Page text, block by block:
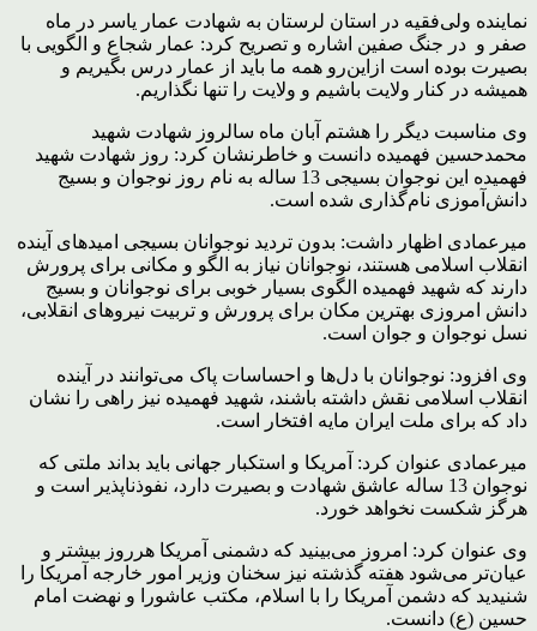
نماینده ولی‌فقیه در استان لرستان به شهادت عمار یاسر در ماه
صفر و در جنگ صفین اشاره و تصریح کرد: عمار شجاع و الگویی با
بصیرت بوده است ازاین‌رو همه ما باید از عمار درس بگیریم و
همیشه در کنار ولایت باشیم و ولایت را تنها نگذاریم.
وی مناسبت دیگر را هشتم آبان ماه سالروز شهادت شهید
محمدحسین فهمیده دانست و خاطرنشان کرد: روز شهادت شهید
فهمیده این نوجوان بسیجی 13 ساله به نام روز نوجوان و بسیج
دانش‌آموزی نام‌گذاری شده است.
میرعمادی اظهار داشت: بدون تردید نوجوانان بسیجی امیدهای آینده
انقلاب اسلامی هستند، نوجوانان نیاز به الگو و مکانی برای پرورش
دارند که شهید فهمیده الگوی بسیار خوبی برای نوجوانان و بسیج
دانش امروزی بهترین مکان برای پرورش و تربیت نیروهای انقلابی،
نسل نوجوان و جوان است.
وی افزود: نوجوانان با دل‌ها و احساسات پاک می‌توانند در آینده
انقلاب اسلامی نقش داشته باشند، شهید فهمیده نیز راهی را نشان
داد که برای ملت ایران مایه افتخار است.
میرعمادی عنوان کرد: آمریکا و استکبار جهانی باید بداند ملتی که
نوجوان 13 ساله عاشق شهادت و بصیرت دارد، نفوذناپذیر است و
هرگز شکست نخواهد خورد.
وی عنوان کرد: امروز می‌بینید که دشمنی آمریکا هرروز بیشتر و
عیان‌تر می‌شود هفته گذشته نیز سخنان وزیر امور خارجه آمریکا را
شنیدید که دشمن آمریکا را با اسلام، مکتب عاشورا و نهضت امام
حسین (ع) دانست.